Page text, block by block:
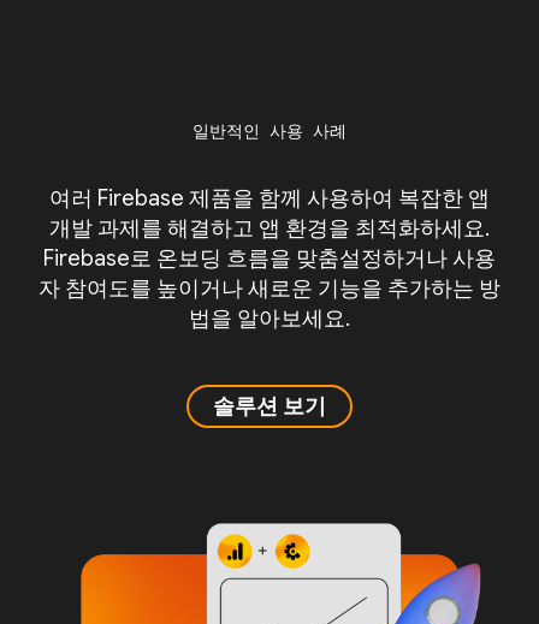
일반적인 사용 사례
여러 Firebase 제품을 함께 사용하여 복잡한 앱
개발 과제를 해결하고 앱 환경을 최적화하세요.
Firebase로 온보딩 흐름을 맞춤설정하거나 사용
자 참여도를 높이거나 새로운 기능을 추가하는 방
법을 알아보세요.
솔루션 보기